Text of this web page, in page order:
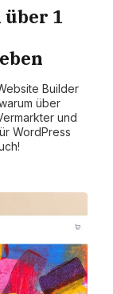
über 1
Builder
über
und
WordPress